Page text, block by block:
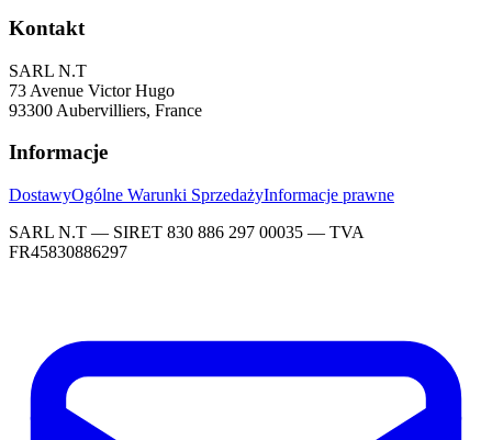
Kontakt
SARL N.T
73 Avenue Victor Hugo
93300 Aubervilliers, France
Informacje
DostawyOgólne Warunki SprzedażyInformacje prawne
SARL N.T — SIRET 830 886 297 00035 — TVA
FR45830886297